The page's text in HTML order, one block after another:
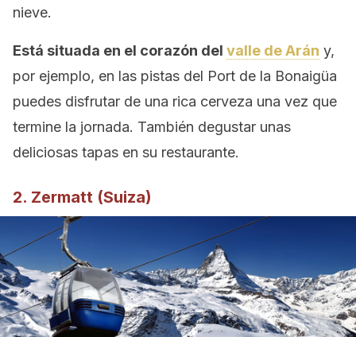
nieve.
Está situada en el corazón del valle de Arán y,
por ejemplo, en las pistas del Port de la Bonaigüa
puedes disfrutar de una rica cerveza una vez que
termine la jornada. También degustar unas
deliciosas tapas en su restaurante.
2. Zermatt (Suiza)